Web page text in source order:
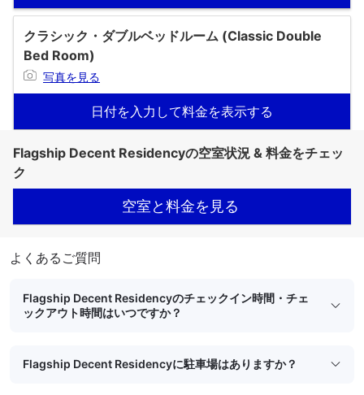
クラシック・ダブルベッドルーム (Classic Double
Bed Room)
写真を見る
日付を入力して料金を表示する
Flagship Decent Residencyの空室状況 & 料金をチェッ
ク
空室と料金を見る
よくあるご質問
Flagship Decent Residencyのチェックイン時間・チェ
ックアウト時間はいつですか？
Flagship Decent Residencyに駐車場はありますか？